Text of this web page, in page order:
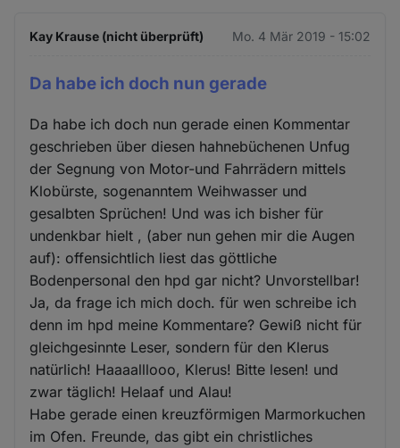
Kay Krause (nicht überprüft) Mo. 4 Mär 2019 - 15:02
Da habe ich doch nun gerade
Da habe ich doch nun gerade einen Kommentar
geschrieben über diesen hahnebüchenen Unfug
der Segnung von Motor-und Fahrrädern mittels
Klobürste, sogenanntem Weihwasser und
gesalbten Sprüchen! Und was ich bisher für
undenkbar hielt , (aber nun gehen mir die Augen
auf): offensichtlich liest das göttliche
Bodenpersonal den hpd gar nicht? Unvorstellbar!
Ja, da frage ich mich doch. für wen schreibe ich
denn im hpd meine Kommentare? Gewiß nicht für
gleichgesinnte Leser, sondern für den Klerus
natürlich! Haaaalllooo, Klerus! Bitte lesen! und
zwar täglich! Helaaf und Alau!
Habe gerade einen kreuzförmigen Marmorkuchen
im Ofen. Freunde, das gibt ein christliches